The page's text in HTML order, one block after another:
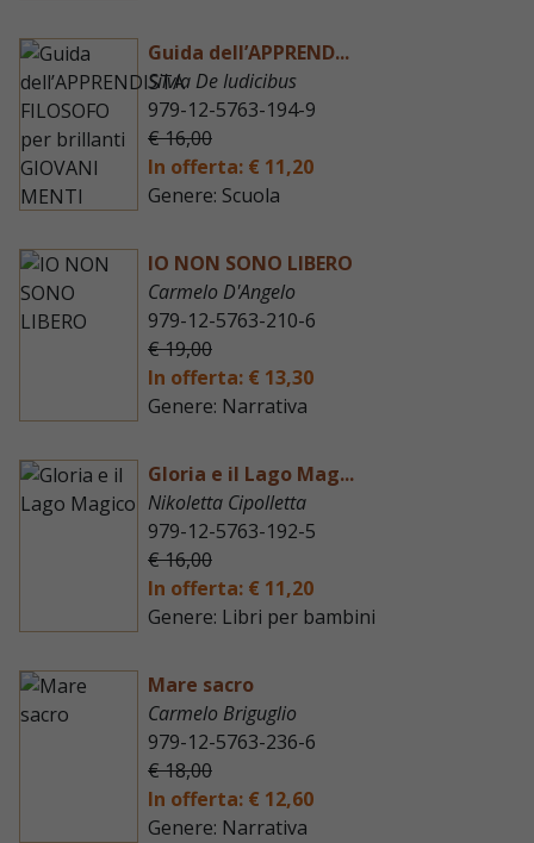
Guida dell’APPREND...
Silvia De Iudicibus
979-12-5763-194-9
€ 16,00
In offerta: € 11,20
Genere: Scuola
IO NON SONO LIBERO
Carmelo D'Angelo
979-12-5763-210-6
€ 19,00
In offerta: € 13,30
Genere: Narrativa
Gloria e il Lago Mag...
Nikoletta Cipolletta
979-12-5763-192-5
€ 16,00
In offerta: € 11,20
Genere: Libri per bambini
Mare sacro
Carmelo Briguglio
979-12-5763-236-6
€ 18,00
In offerta: € 12,60
Genere: Narrativa